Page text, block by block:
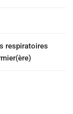
respiratoires